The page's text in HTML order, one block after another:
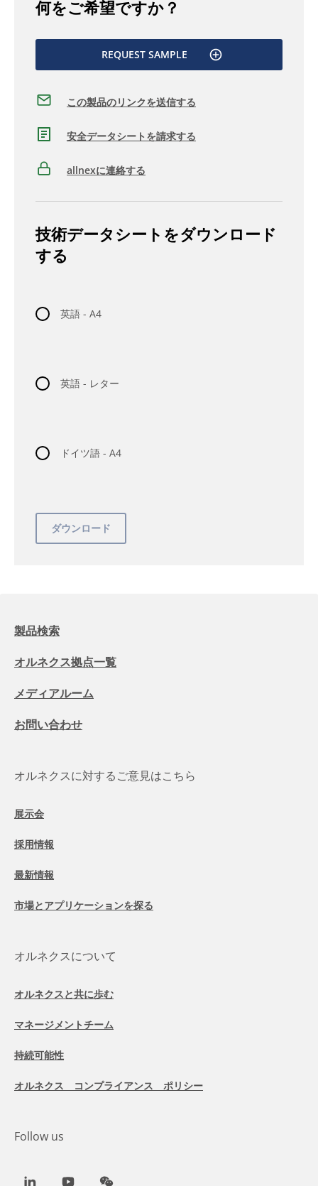
何をご希望ですか？
REQUEST SAMPLE
この製品のリンクを送信する
安全データシートを請求する
allnexに連絡する
技術データシートをダウンロード
する
英語 - A4
英語 - レター
ドイツ語 - A4
製品検索
オルネクス拠点一覧
メディアルーム
お問い合わせ
オルネクスに対するご意見はこちら
展示会
採用情報
最新情報
市場とアプリケーションを探る
オルネクスについて
オルネクスと共に歩む
マネージメントチーム
持続可能性
オルネクス コンプライアンス ポリシー
Follow us